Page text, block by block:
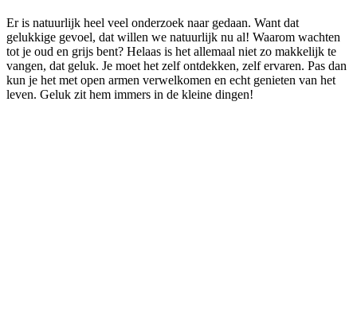
Er is natuurlijk heel veel onderzoek naar gedaan. Want dat
gelukkige gevoel, dat willen we natuurlijk nu al! Waarom wachten
tot je oud en grijs bent? Helaas is het allemaal niet zo makkelijk te
vangen, dat geluk. Je moet het zelf ontdekken, zelf ervaren. Pas dan
kun je het met open armen verwelkomen en echt genieten van het
leven. Geluk zit hem immers in de kleine dingen!